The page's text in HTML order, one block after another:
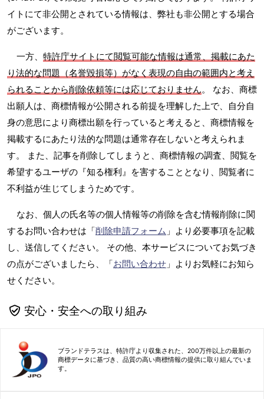
イトにて非公開とされている情報は、弊社も非公開とする場合
がございます。
一方、 特許庁サイトにて閲覧可能な情報は通常、掲載にあた
り法的な問題（名誉毀損等）がなく表現の自由の範囲内と考え
られることから削除依頼等には応じておりません。 なお、商標
出願人は、商標情報が公開される前提を理解した上で、自分自
身の意思により商標出願を行っていると考えると、商標情報を
掲載するにあたり法的な問題は通常存在しないと考えられま
す。 また、記事を削除してしまうと、商標情報の調査、閲覧を
希望するユーザの『知る権利』を害することとなり、閲覧者に
不利益が生じてしまうためです。
なお、個人の氏名等の個人情報等の削除を含む情報削除に関
するお問い合わせは「削除申請フォーム 」より必要事項を記載
し、送信してください。 その他、本サービスについてお気づき
の点がございましたら、「お問い合わせ 」よりお気軽にお知ら
せください。
安心・安全への取り組み
ブランドテラスは、特許庁より収集された、200万件以上の最新の
商標データに基づき、品質の高い商標情報の提供に取り組んでいま
す。